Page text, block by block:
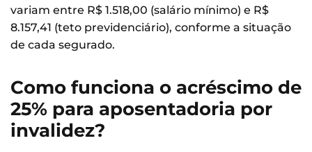
variam entre R$ 1.518,00 (salário mínimo) e R$
8.157,41 (teto previdenciário), conforme a situação
de cada segurado.
Como funciona o acréscimo de
25% para aposentadoria por
invalidez?